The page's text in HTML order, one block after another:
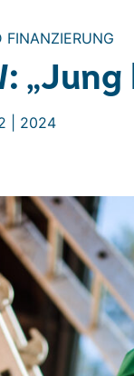
FINANZIERUNG
| 2024